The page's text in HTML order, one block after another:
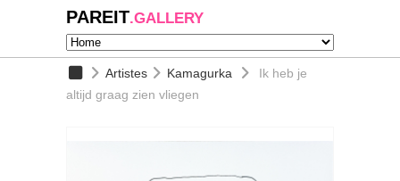
PAREIT.GALLERY
Artistes Kamagurka
Ik heb je
altijd graag zien vliegen